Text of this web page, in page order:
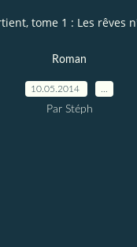
tome 1 : Les rêves
Roman
10.05.2014
Par Stéph